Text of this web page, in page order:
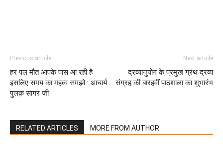
Previous article
हर पल मौत आपके पास आ रही है
इसलिए समय का महत्व समझो : आचार्य
पुलक़ सागर जी
Next article
द्रव्यानुयोग के प्रमुख ग्रंथ द्रव्य
संग्रह की बारहवीं पाठशाला का शुभारंभ
RELATED ARTICLES MORE FROM AUTHOR